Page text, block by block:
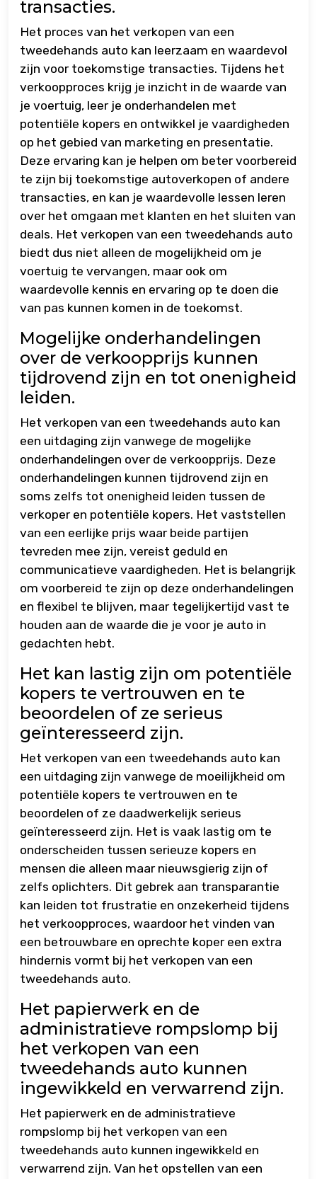
transacties.
Het proces van het verkopen van een
tweedehands auto kan leerzaam en waardevol
zijn voor toekomstige transacties. Tijdens het
verkoopproces krijg je inzicht in de waarde van
je voertuig, leer je onderhandelen met
potentiële kopers en ontwikkel je vaardigheden
op het gebied van marketing en presentatie.
Deze ervaring kan je helpen om beter voorbereid
te zijn bij toekomstige autoverkopen of andere
transacties, en kan je waardevolle lessen leren
over het omgaan met klanten en het sluiten van
deals. Het verkopen van een tweedehands auto
biedt dus niet alleen de mogelijkheid om je
voertuig te vervangen, maar ook om
waardevolle kennis en ervaring op te doen die
van pas kunnen komen in de toekomst.
Mogelijke onderhandelingen
over de verkoopprijs kunnen
tijdrovend zijn en tot onenigheid
leiden.
Het verkopen van een tweedehands auto kan
een uitdaging zijn vanwege de mogelijke
onderhandelingen over de verkoopprijs. Deze
onderhandelingen kunnen tijdrovend zijn en
soms zelfs tot onenigheid leiden tussen de
verkoper en potentiële kopers. Het vaststellen
van een eerlijke prijs waar beide partijen
tevreden mee zijn, vereist geduld en
communicatieve vaardigheden. Het is belangrijk
om voorbereid te zijn op deze onderhandelingen
en flexibel te blijven, maar tegelijkertijd vast te
houden aan de waarde die je voor je auto in
gedachten hebt.
Het kan lastig zijn om potentiële
kopers te vertrouwen en te
beoordelen of ze serieus
geïnteresseerd zijn.
Het verkopen van een tweedehands auto kan
een uitdaging zijn vanwege de moeilijkheid om
potentiële kopers te vertrouwen en te
beoordelen of ze daadwerkelijk serieus
geïnteresseerd zijn. Het is vaak lastig om te
onderscheiden tussen serieuze kopers en
mensen die alleen maar nieuwsgierig zijn of
zelfs oplichters. Dit gebrek aan transparantie
kan leiden tot frustratie en onzekerheid tijdens
het verkoopproces, waardoor het vinden van
een betrouwbare en oprechte koper een extra
hindernis vormt bij het verkopen van een
tweedehands auto.
Het papierwerk en de
administratieve rompslomp bij
het verkopen van een
tweedehands auto kunnen
ingewikkeld en verwarrend zijn.
Het papierwerk en de administratieve
rompslomp bij het verkopen van een
tweedehands auto kunnen ingewikkeld en
verwarrend zijn. Van het opstellen van een